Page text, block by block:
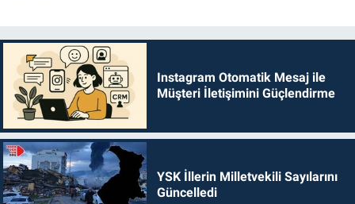
Instagram Otomatik Mesaj ile
Müşteri İletişimini Güçlendirme
YSK İllerin Milletvekili Sayılarını
Güncelledi